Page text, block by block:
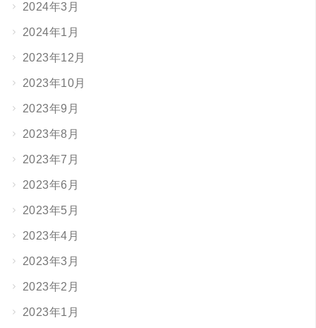
2024年3月
2024年1月
2023年12月
2023年10月
2023年9月
2023年8月
2023年7月
2023年6月
2023年5月
2023年4月
2023年3月
2023年2月
2023年1月